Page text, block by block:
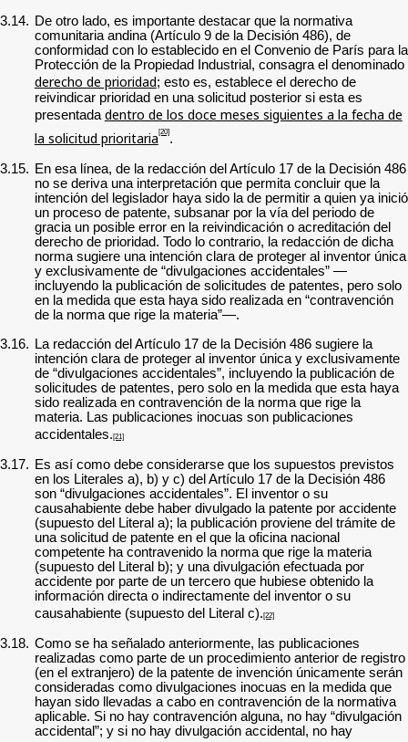
3.14. De otro lado, es importante destacar que la normativa
comunitaria andina (Artículo 9 de la Decisión 486), de
conformidad con lo establecido en el Convenio de París para la
Protección de la Propiedad Industrial, consagra el denominado
derecho de prioridad; esto es, establece el derecho de
reivindicar prioridad en una solicitud posterior si esta es
presentada dentro de los doce meses siguientes a la fecha de
la solicitud prioritaria [20].
3.15. En esa línea, de la redacción del Artículo 17 de la Decisión 486
no se deriva una interpretación que permita concluir que la
intención del legislador haya sido la de permitir a quien ya inició
un proceso de patente, subsanar por la vía del periodo de
gracia un posible error en la reivindicación o acreditación del
derecho de prioridad. Todo lo contrario, la redacción de dicha
norma sugiere una intención clara de proteger al inventor única
y exclusivamente de “divulgaciones accidentales” —
incluyendo la publicación de solicitudes de patentes, pero solo
en la medida que esta haya sido realizada en “contravención
de la norma que rige la materia”—.
3.16.
La redacción del Artículo 17 de la Decisión 486 sugiere la
intención clara de proteger al inventor única y exclusivamente
de “divulgaciones accidentales”, incluyendo la publicación de
solicitudes de patentes, pero solo en la medida que esta haya
sido realizada en contravención de la norma que rige la
materia. Las publicaciones inocuas son publicaciones
accidentales. [21]
3.17. Es así como debe considerarse que los supuestos previstos
en los Literales a), b) y c) del Artículo 17 de la Decisión 486
son “divulgaciones accidentales”. El inventor o su
causahabiente debe haber divulgado la patente por accidente
(supuesto del Literal a); la publicación proviene del trámite de
una solicitud de patente en el que la oficina nacional
competente ha contravenido la norma que rige la materia
(supuesto del Literal b); y una divulgación efectuada por
accidente por parte de un tercero que hubiese obtenido la
información directa o indirectamente del inventor o su
causahabiente (supuesto del Literal c). [22]
3.18. Como se ha señalado anteriormente, las publicaciones
realizadas como parte de un procedimiento anterior de registro
(en el extranjero) de la patente de invención únicamente serán
consideradas como divulgaciones inocuas en la medida que
hayan sido llevadas a cabo en contravención de la normativa
aplicable. Si no hay contravención alguna, no hay “divulgación
accidental”; y si no hay divulgación accidental, no hay